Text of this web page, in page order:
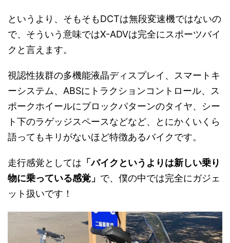
というより、そもそもDCTは無段変速機ではないの
で、そういう意味ではX-ADVは完全にスポーツバイ
クと言えます。
視認性抜群の多機能液晶ディスプレイ、スマートキ
ーシステム、ABSにトラクションコントロール、ス
ポークホイールにブロックパターンのタイヤ、シー
ト下のラゲッジスペースなどなど、とにかくいくら
語ってもキリがないほど特徴あるバイクです。
走行感覚としては 「バイクというよりは新しい乗り
物に乗っている感覚」 で、僕の中では完全にガジェ
ット扱いです！